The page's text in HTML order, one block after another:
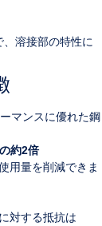
溶接部の特性に
マンスに優れた鋼
約2倍
用量を削減できま
対する抵抗は